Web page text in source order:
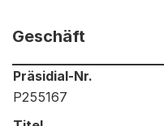
Geschäft
Informationen zum
Präsidial-Nr.
P255167